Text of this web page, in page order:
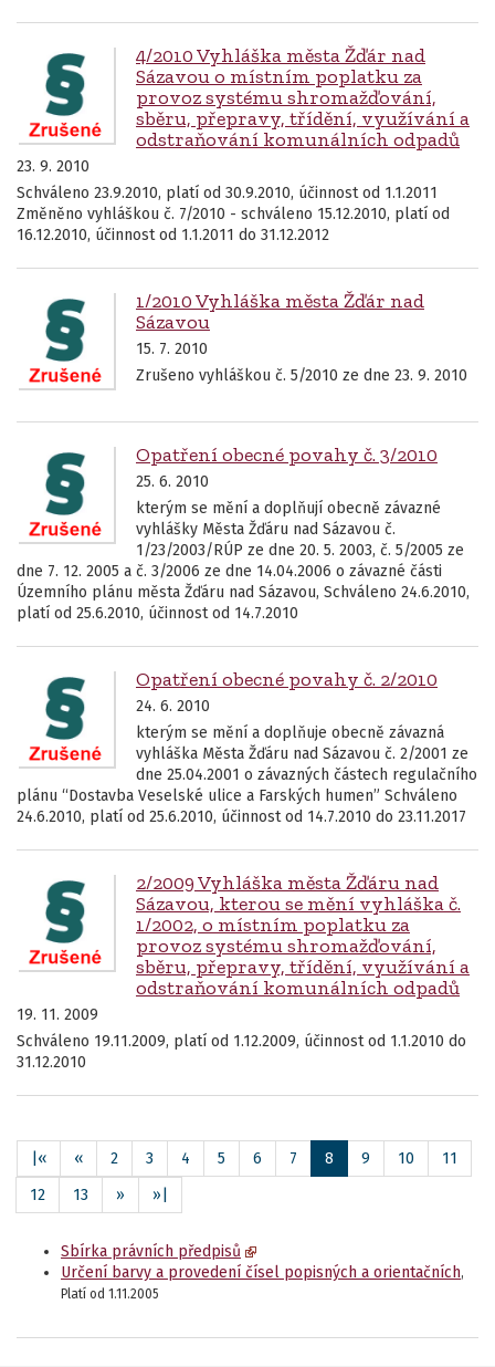
4/2010 Vyhláška města Žďár nad
Sázavou o místním poplatku za
provoz systému shromažďování,
sběru, přepravy, třídění, využívání a
odstraňování komunálních odpadů
23. 9. 2010
Schváleno 23.9.2010, platí od 30.9.2010, účinnost od 1.1.2011
Změněno vyhláškou č. 7/2010 - schváleno 15.12.2010, platí od
16.12.2010, účinnost od 1.1.2011 do 31.12.2012
1/2010 Vyhláška města Žďár nad
Sázavou
15. 7. 2010
Zrušeno vyhláškou č. 5/2010 ze dne 23. 9. 2010
Opatření obecné povahy č. 3/2010
25. 6. 2010
kterým se mění a doplňují obecně závazné
vyhlášky Města Žďáru nad Sázavou č.
1/23/2003/RÚP ze dne 20. 5. 2003, č. 5/2005 ze
dne 7. 12. 2005 a č. 3/2006 ze dne 14.04.2006 o závazné části
Územního plánu města Žďáru nad Sázavou, Schváleno 24.6.2010,
platí od 25.6.2010, účinnost od 14.7.2010
Opatření obecné povahy č. 2/2010
24. 6. 2010
kterým se mění a doplňuje obecně závazná
vyhláška Města Žďáru nad Sázavou č. 2/2001 ze
dne 25.04.2001 o závazných částech regulačního
plánu “Dostavba Veselské ulice a Farských humen” Schváleno
24.6.2010, platí od 25.6.2010, účinnost od 14.7.2010 do 23.11.2017
2/2009 Vyhláška města Žďáru nad
Sázavou, kterou se mění vyhláška č.
1/2002, o místním poplatku za
provoz systému shromažďování,
sběru, přepravy, třídění, využívání a
odstraňování komunálních odpadů
19. 11. 2009
Schváleno 19.11.2009, platí od 1.12.2009, účinnost od 1.1.2010 do
31.12.2010
|« « 2 3 4 5 6 7 8 9 10
11
12
13 » »|
Sbírka právních předpisů
Určení barvy a provedení čísel popisných a orientačních,
Platí od 1.11.2005